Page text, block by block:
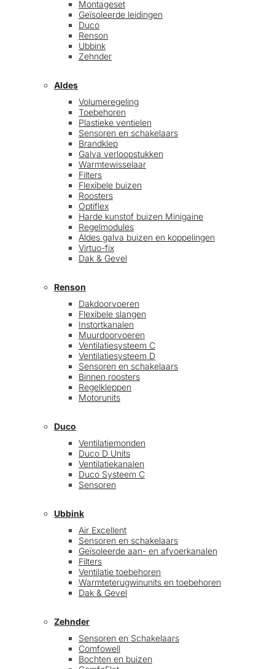
Montageset
Geïsoleerde leidingen
Duco
Renson
Ubbink
Zehnder
Aldes
Volumeregeling
Toebehoren
Plastieke ventielen
Sensoren en schakelaars
Brandklep
Galva verloopstukken
Warmtewisselaar
Filters
Flexibele buizen
Roosters
Optiflex
Harde kunstof buizen Minigaine
Regelmodules
Aldes galva buizen en koppelingen
Virtuo-fix
Dak & Gevel
Renson
Dakdoorvoeren
Flexibele slangen
Instortkanalen
Muurdoorvoeren
Ventilatiesysteem C
Ventilatiesysteem D
Sensoren en schakelaars
Binnen roosters
Regelkleppen
Motorunits
Duco
Ventilatiemonden
Duco D Units
Ventilatiekanalen
Duco Systeem C
Sensoren
Ubbink
Air Excellent
Sensoren en schakelaars
Geïsoleerde aan- en afvoerkanalen
Filters
Ventilatie toebehoren
Warmteterugwinunits en toebehoren
Dak & Gevel
Zehnder
Sensoren en Schakelaars
Comfowell
Bochten en buizen